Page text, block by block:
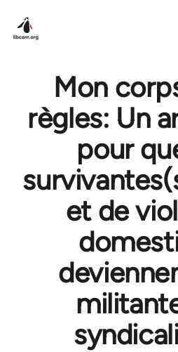
Mon
règles: Un
pour
et de